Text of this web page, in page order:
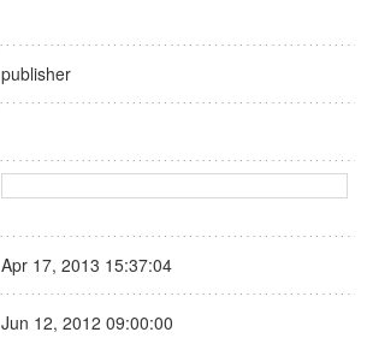
publisher
Apr 17, 2013 15:37:04
Jun 12, 2012 09:00:00